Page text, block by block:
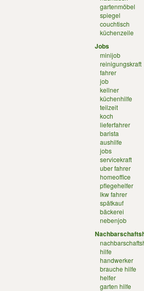
gartenmöbel
spiegel
couchtisch
küchenzeile
Jobs
minijob
reinigungskraft
fahrer
job
kellner
küchenhilfe
teilzeit
koch
lieferfahrer
barista
aushilfe
jobs
servicekraft
uber fahrer
homeoffice
pflegehelfer
lkw fahrer
spätkauf
bäckerei
nebenjob
hilfe
handwerker
brauche hilfe
helfer
garten hilfe